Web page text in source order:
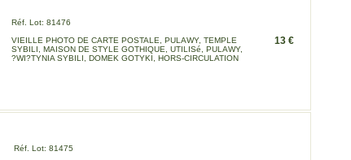
Réf. Lot: 81476
VIEILLE PHOTO DE CARTE POSTALE, PULAWY, TEMPLE
SYBILI, MAISON DE STYLE GOTHIQUE, UTILISé, PULAWY,
?WI?TYNIA SYBILI, DOMEK GOTYKI, HORS-CIRCULATION
13 €
Réf. Lot: 81475